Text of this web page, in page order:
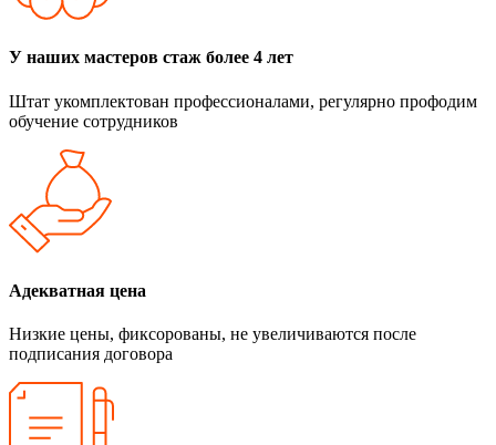
У наших мастеров стаж более 4 лет
Штат укомплектован профессионалами, регулярно профодим
обучение сотрудников
Адекватная цена
Низкие цены, фиксорованы, не увеличиваются после
подписания договора